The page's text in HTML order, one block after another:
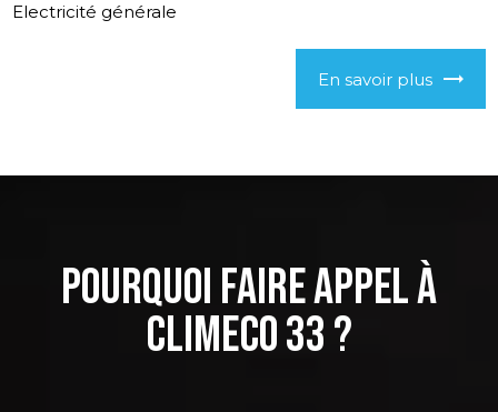
Electricité générale
En savoir plus
Pourquoi faire appel à
CLIMECO 33 ?